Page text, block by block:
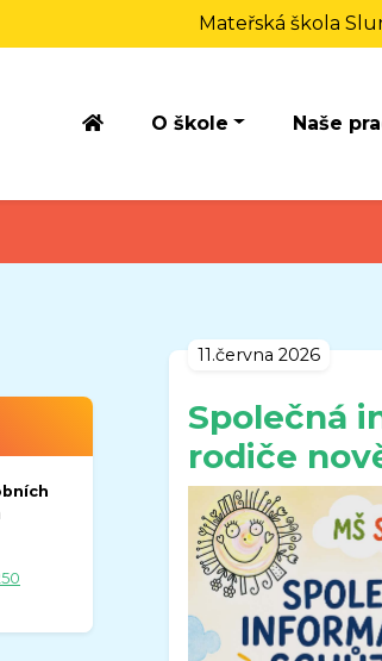
Mateřská škola
O škole Naše
11.června 2026
Společná
rodiče